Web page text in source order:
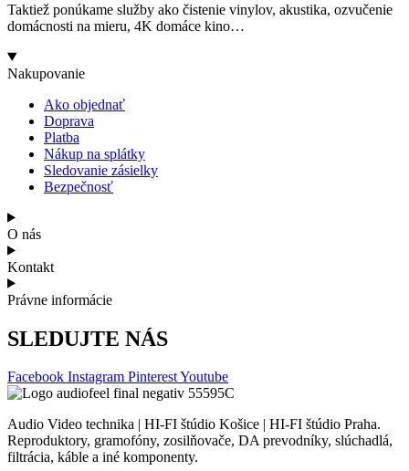
Taktiež ponúkame služby ako čistenie vinylov, akustika, ozvučenie
domácnosti na mieru, 4K domáce kino…
Nakupovanie
Ako objednať
Doprava
Platba
Nákup na splátky
Sledovanie zásielky
Bezpečnosť
O nás
Kontakt
Právne informácie
SLEDUJTE NÁS
Facebook Instagram PinterestYoutube
Audio Video technika | HI-FI štúdio Košice | HI-FI štúdio Praha.
Reproduktory, gramofóny, zosilňovače, DA prevodníky, slúchadlá,
filtrácia, káble a iné komponenty.